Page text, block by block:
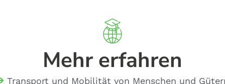
Mehr erfahren
Transport und Mobilität von Menschen und